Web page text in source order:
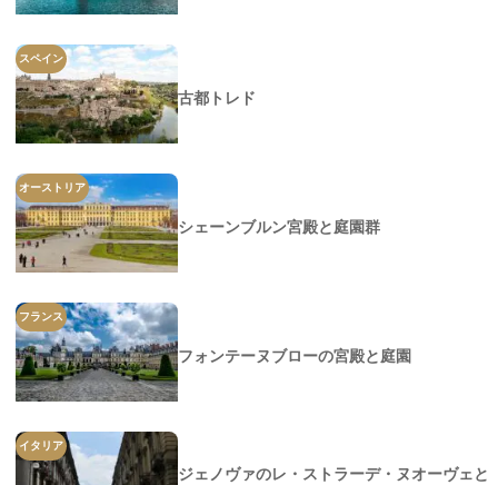
スペイン
古都トレド
オーストリア
シェーンブルン宮殿と庭園群
フランス
フォンテーヌブローの宮殿と庭園
イタリア
ジェノヴァのレ・ストラーデ・ヌオーヴェと